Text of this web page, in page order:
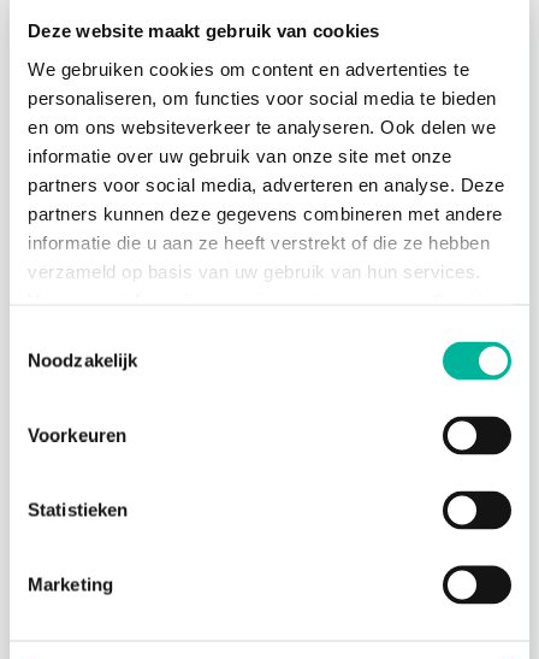
Deze website maakt gebruik van cookies
We gebruiken cookies om content en advertenties te
personaliseren, om functies voor social media te bieden
en om ons websiteverkeer te analyseren. Ook delen we
informatie over uw gebruik van onze site met onze
partners voor social media, adverteren en analyse. Deze
partners kunnen deze gegevens combineren met andere
informatie die u aan ze heeft verstrekt of die ze hebben
verzameld op basis van uw gebruik van hun services.
functioneren van de website en kunnen niet worden
geweigerd; hierover bestaat enkel een informatieplicht. U
cookies op elk moment intrekken via de consent
Noodzakelijk
Voorkeuren
Statistieken
Marketing
Over de module CRM
Waarom de module CRM gebruiken?
Gegevens opzoeken en beheren
Profiel raadplegen
Uitgebreid zoeken
Nuttige zoekopdrachten
Zoekopdracht opslaan
Statistieken raadplegen
Contacten toevoegen
Contacten uitnodigen om Twizzit te gebruiken
Duplicate contacten samenvoegen